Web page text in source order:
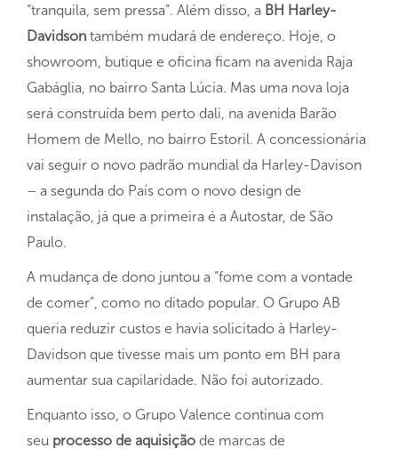
“tranquila, sem pressa”. Além disso, a BH Harley-
Davidson também mudará de endereço. Hoje, o
showroom, butique e oficina ficam na avenida Raja
Gabáglia, no bairro Santa Lúcia. Mas uma nova loja
será construída bem perto dali, na avenida Barão
Homem de Mello, no bairro Estoril. A concessionária
vai seguir o novo padrão mundial da Harley-Davison
– a segunda do País com o novo design de
instalação, já que a primeira é a Autostar, de São
Paulo.
A mudança de dono juntou a “fome com a vontade
de comer”, como no ditado popular. O Grupo AB
queria reduzir custos e havia solicitado à Harley-
Davidson que tivesse mais um ponto em BH para
aumentar sua capilaridade. Não foi autorizado.
Enquanto isso, o Grupo Valence continua com
seu processo de aquisição de marcas de